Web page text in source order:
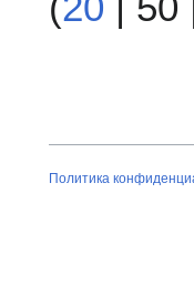
Политика